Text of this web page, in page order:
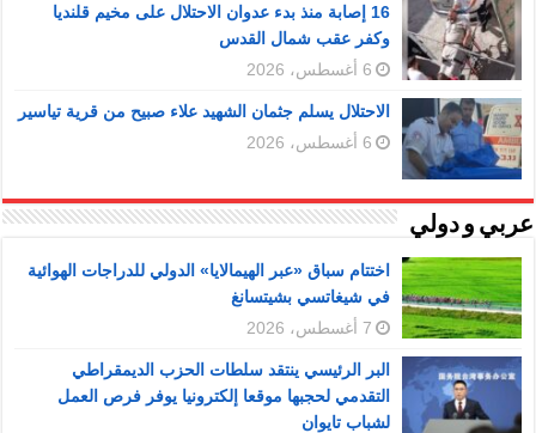
16 إصابة منذ بدء عدوان الاحتلال على مخيم قلنديا
وكفر عقب شمال القدس
6 أغسطس، 2026
الاحتلال يسلم جثمان الشهيد علاء صبيح من قرية تياسير
6 أغسطس، 2026
عربي و دولي
اختتام سباق «عبر الهيمالايا» الدولي للدراجات الهوائية
في شيغاتسي بشيتسانغ
7 أغسطس، 2026
البر الرئيسي ينتقد سلطات الحزب الديمقراطي
التقدمي لحجبها موقعا إلكترونيا يوفر فرص العمل
لشباب تايوان